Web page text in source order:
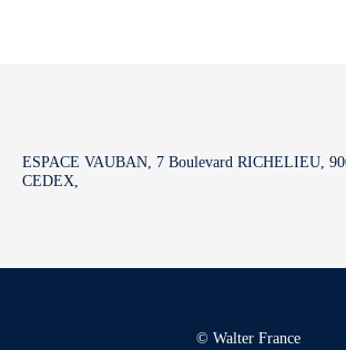
ESPACE VAUBAN, 7 Boulevard RICHELIEU,
CEDEX,
© Walter France